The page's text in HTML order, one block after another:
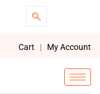
Cart | My Account